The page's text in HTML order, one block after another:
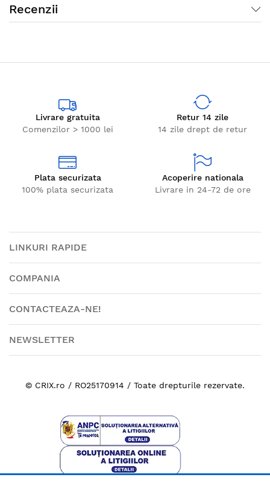
Recenzii
Livrare gratuita
Comenzilor > 1000 lei
Retur 14 zile
14 zile drept de retur
Plata securizata
100% plata securizata
Acoperire nationala
Livrare in 24-72 de ore
LINKURI RAPIDE
COMPANIA
CONTACTEAZA-NE!
NEWSLETTER
© CRIX.ro / RO25170914 / Toate drepturile rezervate.